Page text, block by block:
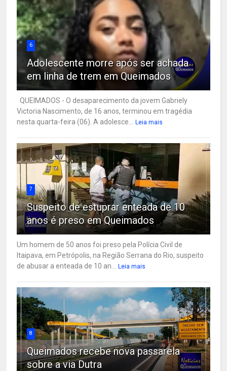
6
Adolescente morre após ser achada
em linha de trem em Queimados
QUEIMADOS - O desaparecimento da jovem Gabriely
Victoria Nascimento, de 16 anos, terminou em tragédia
nesta quarta-feira (06). A adolesce...
Leia mais
7
Suspeito de estuprar enteada de 10
anos é preso em Queimados
Um homem de 50 anos foi preso pela Polícia Civil de
Itaipava, em Petrópolis, na Região Serrana do Rio, suspeito
de abusar a enteada de 10 an...
Leia mais
8
Queimados recebe nova passarela
sobre a via Dutra